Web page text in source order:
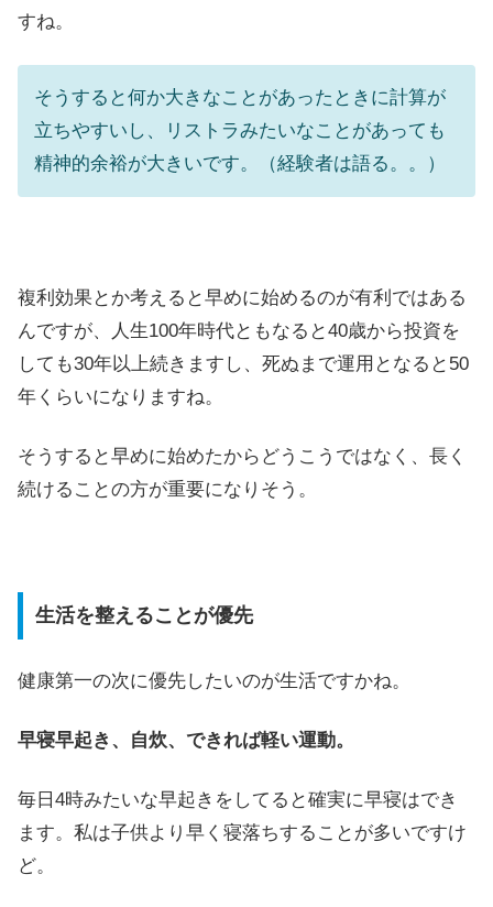
すね。
そうすると何か大きなことがあったときに計算が
立ちやすいし、リストラみたいなことがあっても
精神的余裕が大きいです。（経験者は語る。。）
複利効果とか考えると早めに始めるのが有利ではある
んですが、人生100年時代ともなると40歳から投資を
しても30年以上続きますし、死ぬまで運用となると50
年くらいになりますね。
そうすると早めに始めたからどうこうではなく、長く
続けることの方が重要になりそう。
生活を整えることが優先
健康第一の次に優先したいのが生活ですかね。
早寝早起き、自炊、できれば軽い運動。
毎日4時みたいな早起きをしてると確実に早寝はでき
ます。私は子供より早く寝落ちすることが多いですけ
ど。